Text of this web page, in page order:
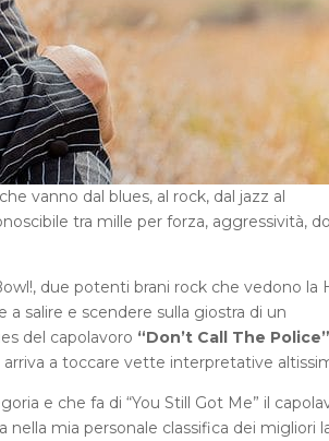
vanno dal blues, al rock, dal jazz al
tra mille per forza, aggressività,
due potenti brani rock che vedono la
salire e scendere sulla giostra di un
del capolavoro “Don’t Call The Police”
a toccare vette interpretative
e che fa di “You Still Got Me” il
mia personale classifica dei migliori